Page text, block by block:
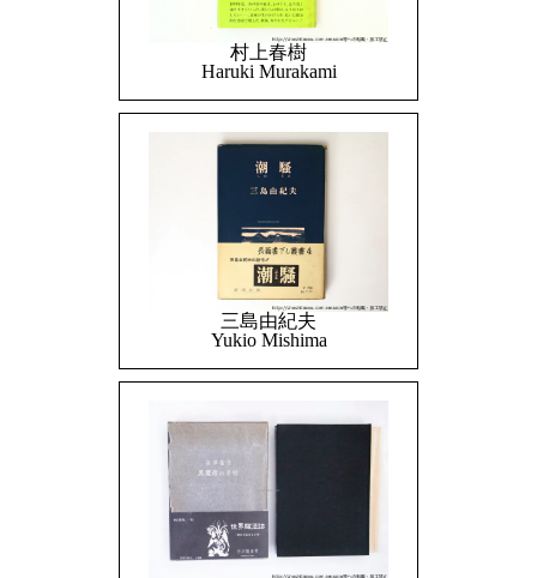
村上春樹
Haruki Murakami
三島由紀夫
Yukio Mishima